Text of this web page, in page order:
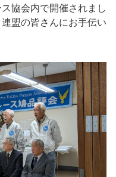
協会内で開催されまし
盟の皆さんにお手伝い